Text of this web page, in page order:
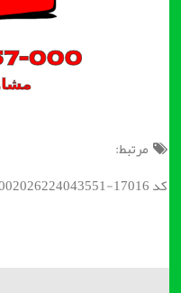
مرتبط:
کد BSC : 46341183308002026224043551-17016;